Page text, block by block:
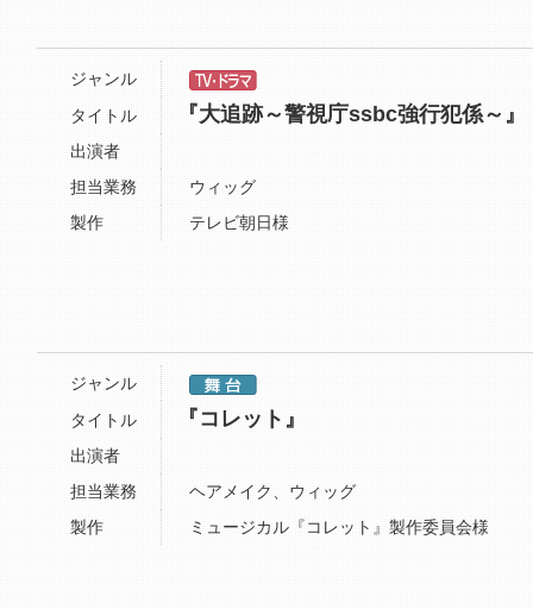
ジャンル
タイトル
『大追跡～警視庁ssbc強行犯係～』
出演者
担当業務
ウィッグ
製作
テレビ朝日様
ジャンル
タイトル
『コレット』
出演者
担当業務
ヘアメイク、ウィッグ
製作
ミュージカル『コレット』製作委員会様